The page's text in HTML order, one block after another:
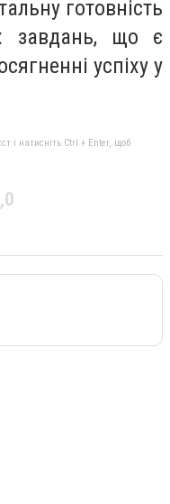
готовність
завдань, що є
успіху у
і натисніть Ctrl + Enter, щоб